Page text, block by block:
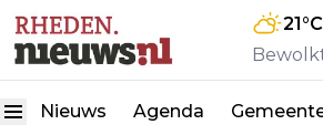
21°C
Nieuws Agenda